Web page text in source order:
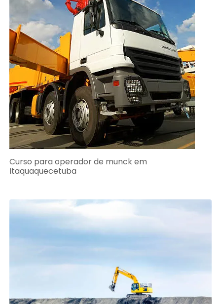
Curso para operador de munck em
Itaquaquecetuba